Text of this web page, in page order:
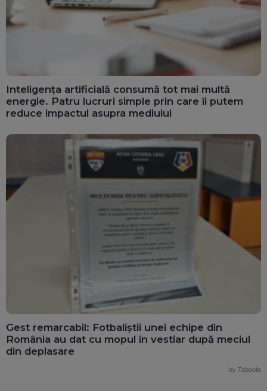
Inteligența artificială consumă tot mai multă
energie. Patru lucruri simple prin care îi putem
reduce impactul asupra mediului
Gest remarcabil: Fotbaliștii unei echipe din
România au dat cu mopul în vestiar după meciul
din deplasare
by Taboola